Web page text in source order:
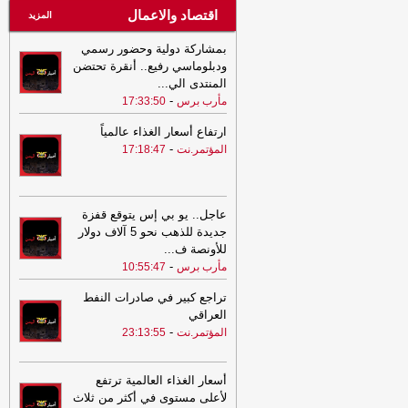
اقتصاد والاعمال المزيد
بمشاركة دولية وحضور رسمي
ودبلوماسي رفيع.. أنقرة تحتضن
المنتدى الي...
مأرب برس -
17:33:50
ارتفاع أسعار الغذاء عالمياً
المؤتمر.نت -
17:18:47
عاجل.. يو بي إس يتوقع قفزة
جديدة للذهب نحو 5 آلاف دولار
للأونصة ف...
مأرب برس -
10:55:47
تراجع كبير في صادرات النفط
العراقي
المؤتمر.نت -
23:13:55
أسعار الغذاء العالمية ترتفع
لأعلى مستوى في أكثر من ثلاث